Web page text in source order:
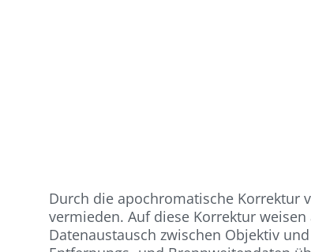
Durch die apochromatische Korrektur
vermieden. Auf diese Korrektur
Datenaustausch zwischen Objektiv